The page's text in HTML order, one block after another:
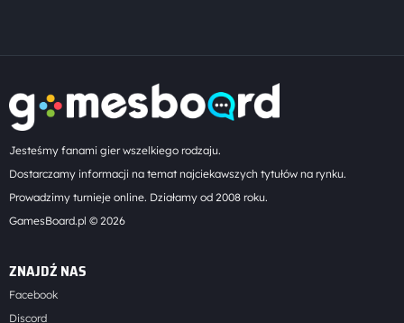
Jesteśmy fanami gier wszelkiego rodzaju.
Dostarczamy informacji na temat najciekawszych tytułów na rynku.
Prowadzimy turnieje online. Działamy od 2008 roku.
GamesBoard.pl © 2026
ZNAJDŹ NAS
Facebook
Discord